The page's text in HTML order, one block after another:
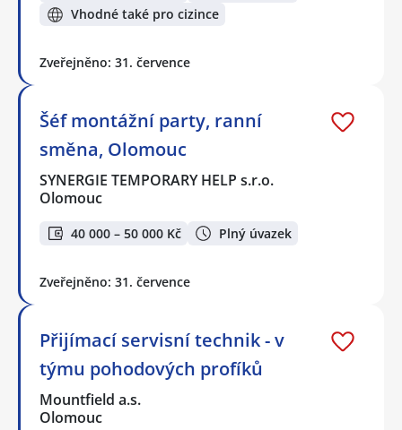
Vhodné také pro cizince
Zveřejněno: 31. července
Šéf montážní party, ranní
směna, Olomouc
SYNERGIE TEMPORARY HELP s.r.o.
Olomouc
40 000 – 50 000 Kč Plný úvazek
Zveřejněno: 31. července
Přijímací servisní technik - v
týmu pohodových profíků
Mountfield a.s.
Olomouc